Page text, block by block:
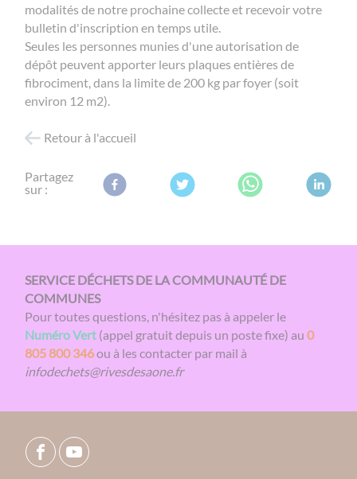
modalités de notre prochaine collecte et recevoir votre
bulletin d'inscription en temps utile.
Seules les personnes munies d'une autorisation de
dépôt peuvent apporter leurs plaques entières de
fibrociment, dans la limite de 200 kg par foyer (soit
environ 12 m2).
Retour à l'accueil
Partagez
sur :
SERVICE DÉCHETS DE LA COMMUNAUTÉ DE
COMMUNES
Pour toutes questions, n'hésitez pas à appeler le
Numéro Vert (appel gratuit depuis un poste fixe) au0
805 800 346ou à les contacter par mail à
infodechets@rivesdesaone.fr